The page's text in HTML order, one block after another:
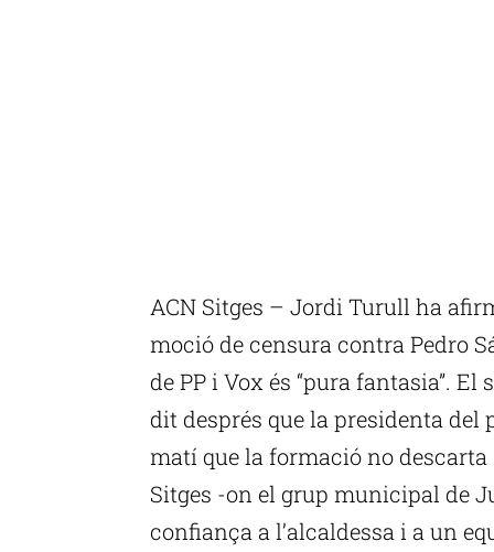
ACN Sitges – Jordi Turull ha
moció de censura contra Pedro
de PP i Vox és “pura fantasia”.
dit després que la presidenta del
matí que la formació no descarta
Sitges -on el grup municipal de
confiança a l’alcaldessa i a un